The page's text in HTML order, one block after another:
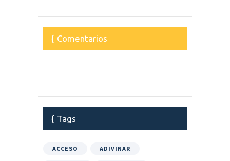
Comentarios
Tags
ACCESO ADIVINAR